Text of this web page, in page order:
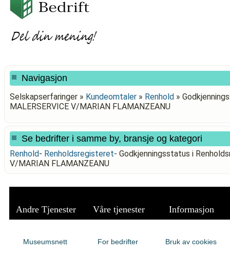
Navigasjon
Selskapserfaringer » Kundeomtaler » Renhold »
MALERSERVICE V/MARIAN FLAMANZEANU
Se bedrifter i samme by, bransje og kategori
Renhold- Renholdsregisteret- Godkjenningsstatus i
V/MARIAN FLAMANZEANU
Andre Tjenester Våre tjenester Informasjon
Museumsnett For bedrifter Bruk av cookies